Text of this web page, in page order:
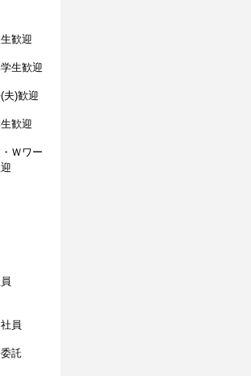
歓迎
生歓迎
夫)歓迎
歓迎
Ｗワー
員
託